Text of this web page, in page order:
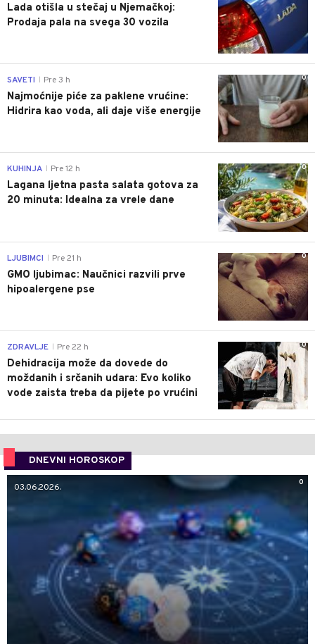
Lada otišla u stečaj u Njemačkoj:
Prodaja pala na svega 30 vozila
0
SAVETI Pre 3 h
Najmoćnije piće za paklene vrućine:
Hidrira kao voda, ali daje više energije
0
KUHINJA Pre 12 h
Lagana ljetna pasta salata gotova za
20 minuta: Idealna za vrele dane
0
LJUBIMCI Pre 21 h
GMO ljubimac: Naučnici razvili prve
hipoalergene pse
0
ZDRAVLJE Pre 22 h
Dehidracija može da dovede do
moždanih i srčanih udara: Evo koliko
vode zaista treba da pijete po vrućini
DNEVNI HOROSKOP
0
03.06.2026.